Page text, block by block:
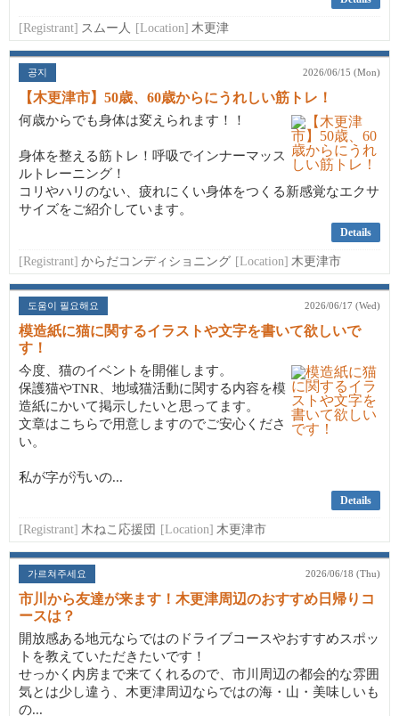
[Registrant] スムー人 [Location] 木更津
공지 2026/06/15 (Mon)
【木更津市】50歳、60歳からにうれしい筋トレ！
何歳からでも身体は変えられます！！
身体を整える筋トレ！呼吸でインナーマッス
ルトレーニング！
コリやハリのない、疲れにくい身体をつくる新感覚なエクサ
サイズをご紹介しています。
Details
[Registrant] からだコンディショニング [Location] 木更津市
도움이 필요해요 2026/06/17 (Wed)
模造紙に猫に関するイラストや文字を書いて欲しいで
す！
今度、猫のイベントを開催します。
保護猫やTNR、地域猫活動に関する内容を模
造紙にかいて掲示したいと思ってます。
文章はこちらで用意しますのでご安心くださ
い。
私が字が汚いの...
Details
[Registrant] 木ねこ応援団 [Location] 木更津市
가르쳐주세요 2026/06/18 (Thu)
市川から友達が来ます！木更津周辺のおすすめ日帰りコ
ースは？
開放感ある地元ならではのドライブコースやおすすめスポッ
トを教えていただきたいです！
せっかく内房まで来てくれるので、市川周辺の都会的な雰囲
気とは少し違う、木更津周辺ならではの海・山・美味しいも
の...